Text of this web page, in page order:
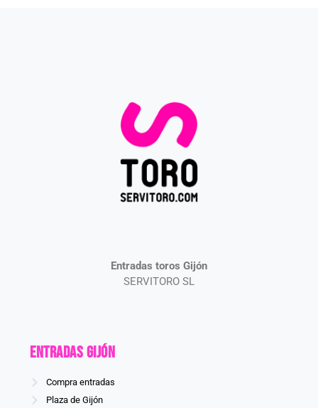
Entradas toros Gijón
SERVITORO SL
Entradas GIJÓN
Compra entradas
Plaza de Gijón